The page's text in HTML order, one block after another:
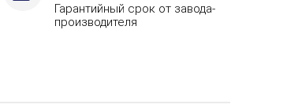
Гарантийный срок от завода-
производителя